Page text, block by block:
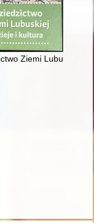
polonii
Ziemi Lubuskiej :
(XIX-XXI w.)